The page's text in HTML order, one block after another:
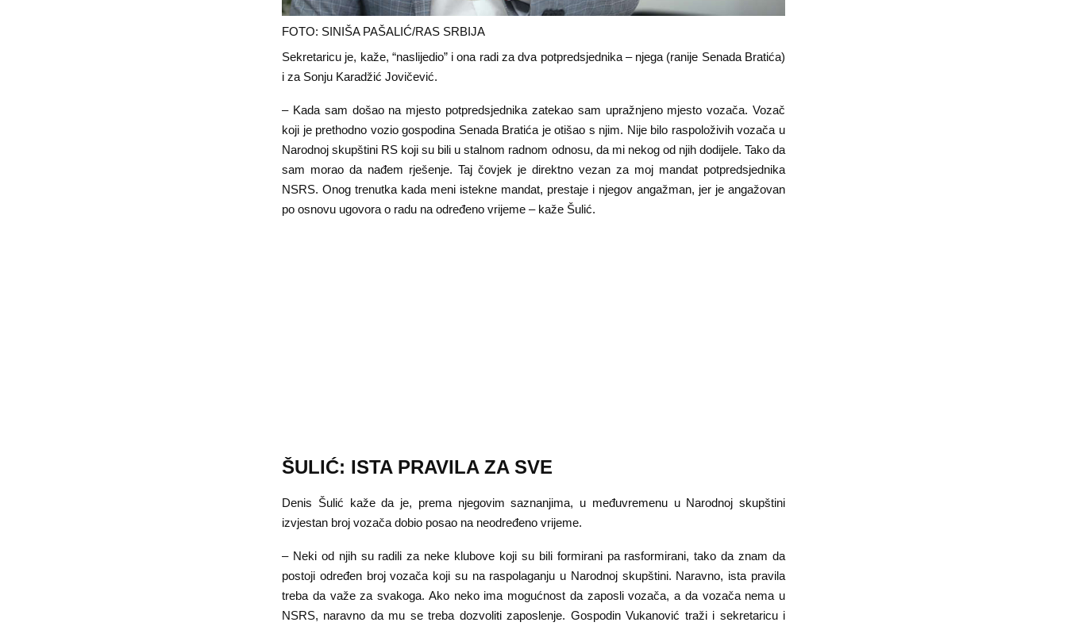
FOTO: SINIŠA PAŠALIĆ/RAS SRBIJA
Sekretaricu je, kaže, “naslijedio” i ona radi za dva potpredsjednika – njega (ranije Senada Bratića)
i za Sonju Karadžić Jovičević.
– Kada sam došao na mjesto potpredsjednika zatekao sam upražnjeno mjesto vozača. Vozač
koji je prethodno vozio gospodina Senada Bratića je otišao s njim. Nije bilo raspoloživih vozača u
Narodnoj skupštini RS koji su bili u stalnom radnom odnosu, da mi nekog od njih dodijele. Tako da
sam morao da nađem rješenje. Taj čovjek je direktno vezan za moj mandat potpredsjednika
NSRS. Onog trenutka kada meni istekne mandat, prestaje i njegov angažman, jer je angažovan
po osnovu ugovora o radu na određeno vrijeme – kaže Šulić.
ŠULIĆ: ISTA PRAVILA ZA SVE
Denis Šulić kaže da je, prema njegovim saznanjima, u međuvremenu u Narodnoj skupštini
izvjestan broj vozača dobio posao na neodređeno vrijeme.
– Neki od njih su radili za neke klubove koji su bili formirani pa rasformirani, tako da znam da
postoji određen broj vozača koji su na raspolaganju u Narodnoj skupštini. Naravno, ista pravila
treba da važe za svakoga. Ako neko ima mogućnost da zaposli vozača, a da vozača nema u
NSRS, naravno da mu se treba dozvoliti zaposlenje. Gospodin Vukanović traži i sekretaricu i